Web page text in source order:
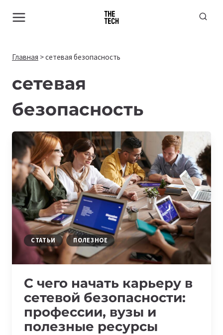
Главная >сетевая безопасность
сетевая
безопасность
СТАТЬИ ПОЛЕЗНОЕ
С чего начать карьеру в
сетевой безопасности:
профессии, вузы и
полезные ресурсы